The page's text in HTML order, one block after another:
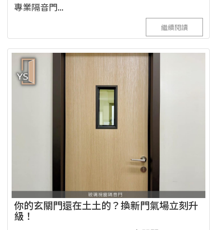
專業隔音門...
繼續閱讀
你的玄關門還在土土的？換新門氣場立刻升
級！